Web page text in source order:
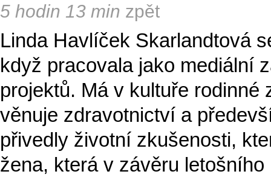
5 hodin 13 min zpět
Linda Havlíček Skarlandtová
když pracovala jako mediální
projektů. Má v kultuře
věnuje zdravotnictví a
přivedly životní zkušenosti,
žena, která v závěru